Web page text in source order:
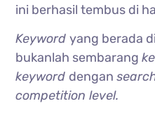
ini berhasil tembus di
Keywordyang berada
bukanlah sembarang
keyword dengan
competition level.